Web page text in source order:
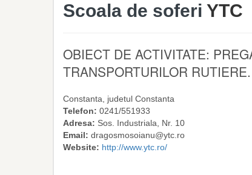
Scoala de soferi YTC
OBIECT DE ACTIVITATE:
TRANSPORTURILOR
Constanta , judetul Constanta
Telefon: 0241/551933
Adresa: Sos. Industriala, Nr. 10
Email: dragosmosoianu@ytc.ro
Website: http://www.ytc.ro/